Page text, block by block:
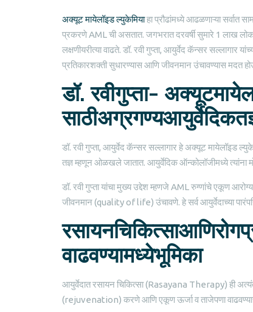
अक्यूट मायेलॉइड ल्युकेमियाहा प्रौढांमध्ये आढळणाऱ्या सर्वात
प्रकरणे AML ची असतात. जगभरात दरवर्षी सुमारे 1 लाख
लक्षणीयरीत्या वाढते. डॉ. रवी गुप्ता, आयुर्वेद कॅन्सर सल्लागार
प्रतिकारशक्ती सुधारण्यास आणि जीवनमान उंचावण्यास मदत
डॉ. रवीगुप्ता–
डॉ. रवी गुप्ता, आयुर्वेद कॅन्सर सल्लागार हे अक्यूट
तज्ञ म्हणून ओळखले जातात. आयुर्वेदिक ऑन्कोलॉजीमध्ये त्यांना
डॉ. रवी गुप्ता यांचा मुख्य उद्देश म्हणजे AML रुग्णांचे एकूण
जीवनमान (quality of life) उंचावणे. हे सर्व आयुर्वेदाच्या
वाढवण्यामध्येभूमिका
आयुर्वेदात रसायन चिकित्सा (Rasayana Therapy) ही अत्यंत
(rejuvenation) करणे आणि एकूण ऊर्जा व ताजेपणा